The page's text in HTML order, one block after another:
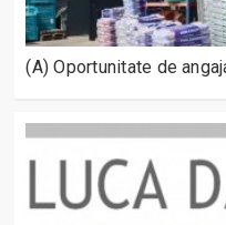
(A) Oportunitate de